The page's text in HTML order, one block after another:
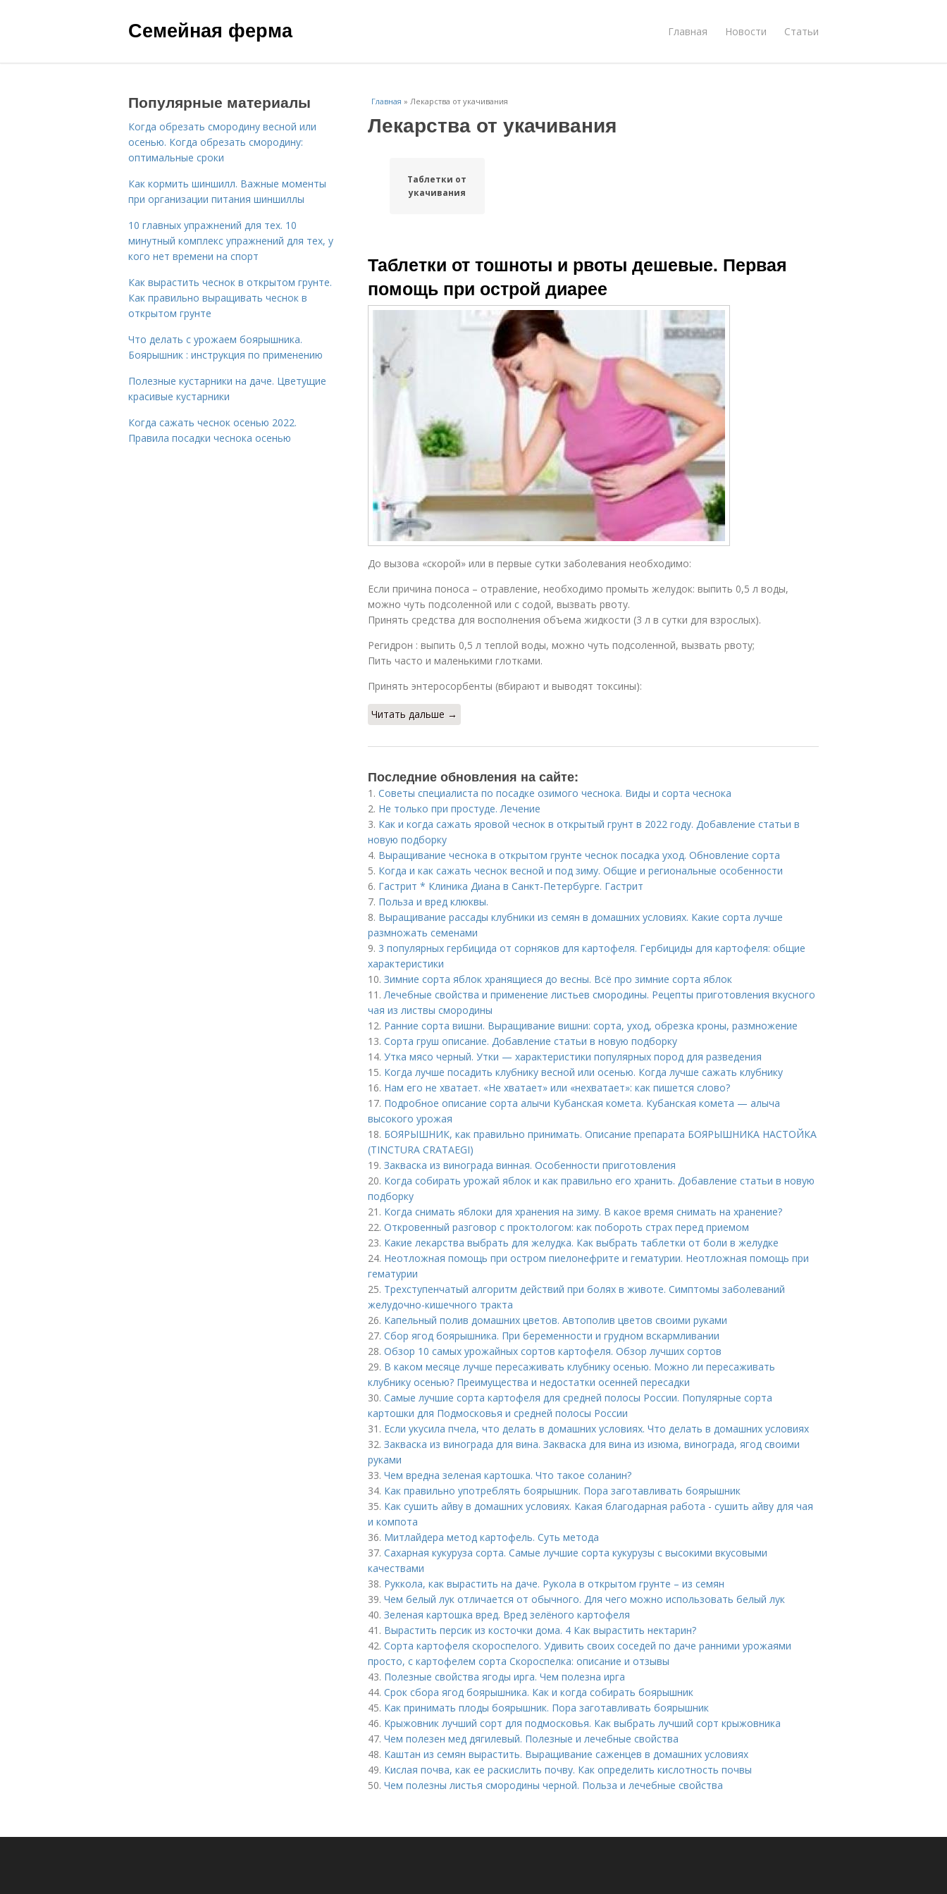
Семейная ферма Главная Новости Статьи
Главная » Лекарства от укачивания
Лекарства от укачивания
Таблетки от
укачивания
Таблетки от тошноты и рвоты дешевые. Первая
помощь при острой диарее
До вызова «скорой» или в первые сутки заболевания необходимо:
Если причина поноса – отравление, необходимо промыть желудок: выпить 0,5 л воды,
можно чуть подсоленной или с содой, вызвать рвоту.
Принять средства для восполнения объема жидкости (3 л в сутки для взрослых).
Регидрон : выпить 0,5 л теплой воды, можно чуть подсоленной, вызвать рвоту;
Пить часто и маленькими глотками.
Принять энтеросорбенты (вбирают и выводят токсины):
Читать дальше →
Последние обновления на сайте:
1. Советы специалиста по посадке озимого чеснока. Виды и сорта чеснока
2. Не только при простуде. Лечение
3. Как и когда сажать яровой чеснок в открытый грунт в 2022 году. Добавление статьи в
новую подборку
4. Выращивание чеснока в открытом грунте чеснок посадка уход. Обновление сорта
5. Когда и как сажать чеснок весной и под зиму. Общие и региональные особенности
6. Гастрит * Клиника Диана в Санкт-Петербурге. Гастрит
7. Польза и вред клюквы.
8. Выращивание рассады клубники из семян в домашних условиях. Какие сорта лучше
размножать семенами
9. 3 популярных гербицида от сорняков для картофеля. Гербициды для картофеля: общие
характеристики
10. Зимние сорта яблок хранящиеся до весны. Всё про зимние сорта яблок
11.Лечебные свойства и применение листьев смородины. Рецепты приготовления вкусного
чая из листвы смородины
12. Ранние сорта вишни. Выращивание вишни: сорта, уход, обрезка кроны, размножение
13. Сорта груш описание. Добавление статьи в новую подборку
14. Утка мясо черный. Утки — характеристики популярных пород для разведения
15. Когда лучше посадить клубнику весной или осенью. Когда лучше сажать клубнику
16. Нам его не хватает. «Не хватает» или «нехватает»: как пишется слово?
17. Подробное описание сорта алычи Кубанская комета. Кубанская комета — алыча
высокого урожая
18. БОЯРЫШНИК, как правильно принимать. Описание препарата БОЯРЫШНИКА НАСТОЙКА
(TINCTURA CRATAEGI)
19. Закваска из винограда винная. Особенности приготовления
20. Когда собирать урожай яблок и как правильно его хранить. Добавление статьи в новую
подборку
21. Когда снимать яблоки для хранения на зиму. В какое время снимать на хранение?
22. Откровенный разговор с проктологом: как побороть страх перед приемом
23. Какие лекарства выбрать для желудка. Как выбрать таблетки от боли в желудке
24. Неотложная помощь при остром пиелонефрите и гематурии. Неотложная помощь при
гематурии
25. Трехступенчатый алгоритм действий при болях в животе. Симптомы заболеваний
желудочно-кишечного тракта
26. Капельный полив домашних цветов. Автополив цветов своими руками
27. Сбор ягод боярышника. При беременности и грудном вскармливании
28. Обзор 10 самых урожайных сортов картофеля. Обзор лучших сортов
29. В каком месяце лучше пересаживать клубнику осенью. Можно ли пересаживать
клубнику осенью? Преимущества и недостатки осенней пересадки
30. Самые лучшие сорта картофеля для средней полосы России. Популярные сорта
картошки для Подмосковья и средней полосы России
31. Если укусила пчела, что делать в домашних условиях. Что делать в домашних условиях
32. Закваска из винограда для вина. Закваска для вина из изюма, винограда, ягод своими
руками
33. Чем вредна зеленая картошка. Что такое соланин?
34. Как правильно употреблять боярышник. Пора заготавливать боярышник
35. Как сушить айву в домашних условиях. Какая благодарная работа - сушить айву для чая
и компота
36. Митлайдера метод картофель. Суть метода
37. Сахарная кукуруза сорта. Самые лучшие сорта кукурузы с высокими вкусовыми
качествами
38. Руккола, как вырастить на даче. Рукола в открытом грунте – из семян
39. Чем белый лук отличается от обычного. Для чего можно использовать белый лук
40. Зеленая картошка вред. Вред зелёного картофеля
41. Вырастить персик из косточки дома. 4 Как вырастить нектарин?
42. Сорта картофеля скороспелого. Удивить своих соседей по даче ранними урожаями
просто, с картофелем сорта Скороспелка: описание и отзывы
43. Полезные свойства ягоды ирга. Чем полезна ирга
44. Срок сбора ягод боярышника. Как и когда собирать боярышник
45. Как принимать плоды боярышник. Пора заготавливать боярышник
46. Крыжовник лучший сорт для подмосковья. Как выбрать лучший сорт крыжовника
47. Чем полезен мед дягилевый. Полезные и лечебные свойства
48. Каштан из семян вырастить. Выращивание саженцев в домашних условиях
49. Кислая почва, как ее раскислить почву. Как определить кислотность почвы
50. Чем полезны листья смородины черной. Польза и лечебные свойства
Популярные материалы
Когда обрезать смородину весной или
осенью. Когда обрезать смородину:
оптимальные сроки
Как кормить шиншилл. Важные моменты
при организации питания шиншиллы
10 главных упражнений для тех. 10
минутный комплекс упражнений для тех, у
кого нет времени на спорт
Как вырастить чеснок в открытом грунте.
Как правильно выращивать чеснок в
открытом грунте
Что делать с урожаем боярышника.
Боярышник : инструкция по применению
Полезные кустарники на даче. Цветущие
красивые кустарники
Когда сажать чеснок осенью 2022.
Правила посадки чеснока осенью